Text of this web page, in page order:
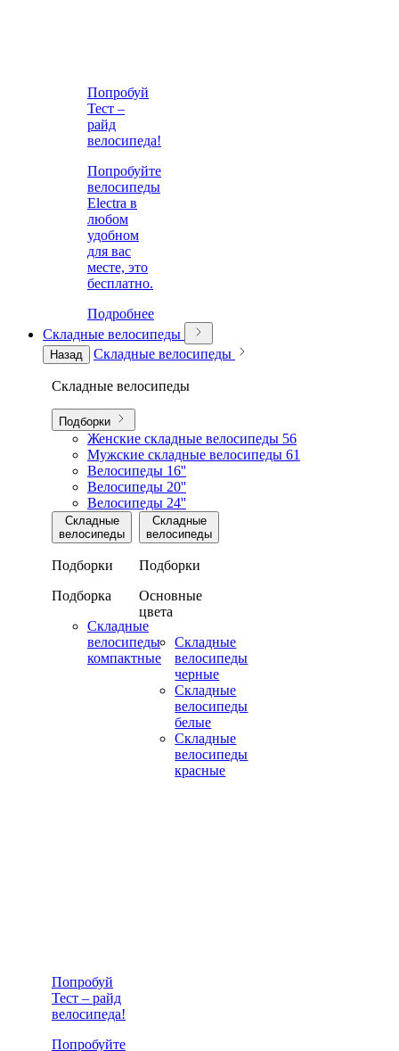
Попробуй
Тест –
райд
велосипеда!
Попробуйте
велосипеды
Electra в
любом
удобном
для вас
месте, это
бесплатно.
Подробнее
Складные велосипеды
Назад Складные велосипеды
Складные велосипеды
Подборки
Женские складные велосипеды 56
Мужские складные велосипеды 61
Велосипеды 16''
Велосипеды 20''
Велосипеды 24''
Складные
велосипеды
Подборки
Подборка
Складные
велосипеды
компактные
Складные
велосипеды
Подборки
Основные
цвета
Складные
велосипеды
черные
Складные
велосипеды
белые
Складные
велосипеды
красные
Попробуй
Тест – райд
велосипеда!
Попробуйте